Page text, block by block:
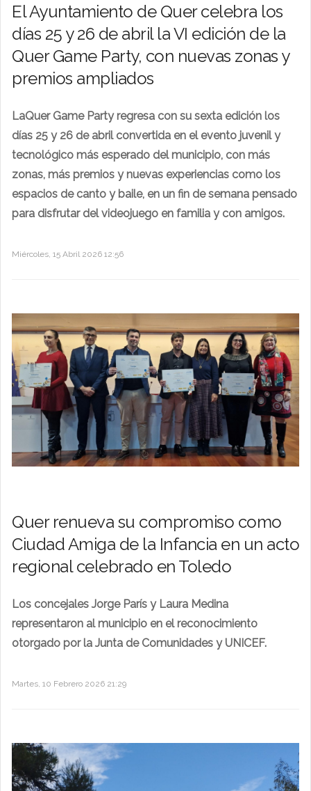
El Ayuntamiento de Quer celebra los
días 25 y 26 de abril la VI edición de la
Quer Game Party, con nuevas zonas y
premios ampliados
LaQuer Game Partyregresa con su sexta edición los
días 25 y 26 de abril convertida en el evento juvenil y
tecnológico más esperado del municipio, con más
zonas, más premios y nuevas experiencias como los
espacios de canto y baile, en un fin de semana pensado
para disfrutar del videojuego en familia y con amigos.
Miércoles, 15 Abril 2026 12:56
Quer renueva su compromiso como
Ciudad Amiga de la Infancia en un acto
regional celebrado en Toledo
Los concejales Jorge París y Laura Medina
representaron al municipio en el reconocimiento
otorgado por la Junta de Comunidades y UNICEF.
Martes, 10 Febrero 2026 21:29